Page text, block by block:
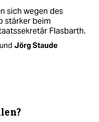
sich wegen des
stärker beim
Flasbarth.
und Jörg Staude